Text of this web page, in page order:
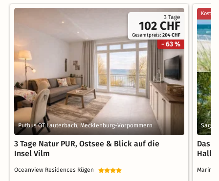
3 Tage
102 CHF
Gesamtpreis:204 CHF
- 63 %
Putbus OT Lauterbach, Mecklenburg-Vorpommern
3 Tage Natur PUR, Ostsee & Blick auf die
Insel Vilm
Oceanview Residences Rügen
Das
Marina